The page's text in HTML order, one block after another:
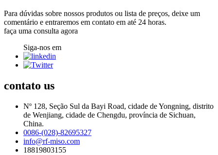
Para dúvidas sobre nossos produtos ou lista de preços, deixe um
comentário e entraremos em contato em até 24 horas.
faça uma consulta agora
Siga-nos em
contato us
Nº 128, Seção Sul da Bayi Road, cidade de Yongning, distrito
de Wenjiang, cidade de Chengdu, província de Sichuan,
China.
0086-(028)-82695327
info@rf-miso.com
18819803155